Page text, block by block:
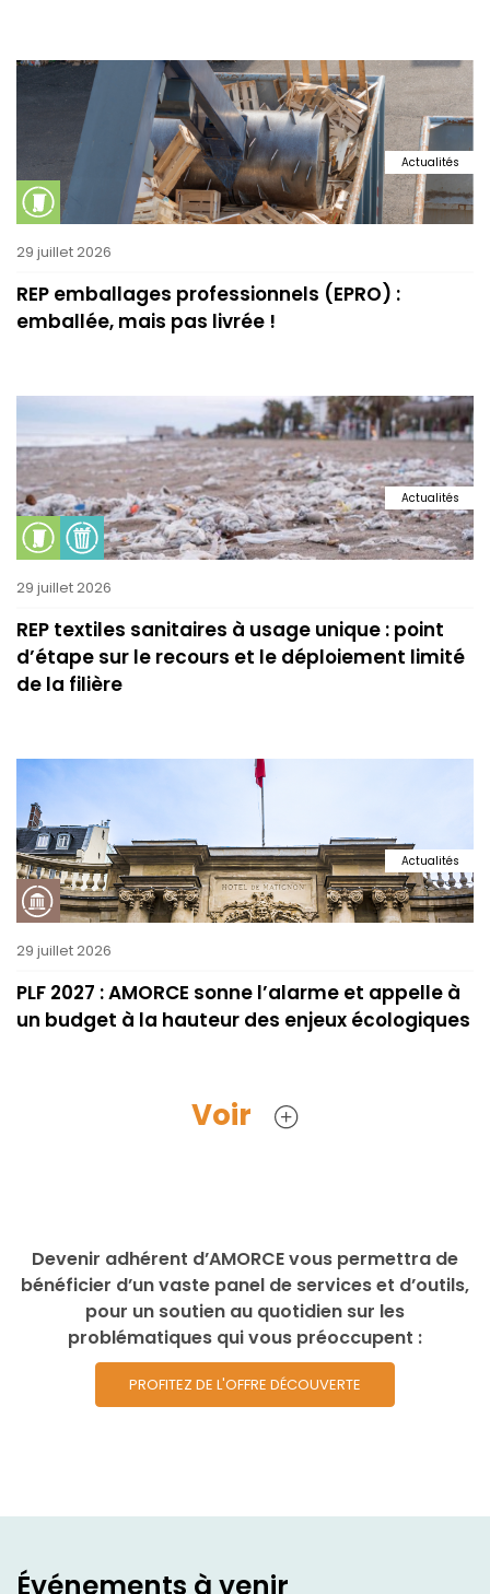
Actualités
29 juillet 2026
REP emballages professionnels (EPRO) :
emballée, mais pas livrée !
Actualités
29 juillet 2026
REP textiles sanitaires à usage unique : point
d’étape sur le recours et le déploiement limité
de la filière
Actualités
29 juillet 2026
PLF 2027 : AMORCE sonne l’alarme et appelle à
un budget à la hauteur des enjeux écologiques
Voir
Devenir adhérent d’AMORCE vous permettra de
bénéficier d’un vaste panel de services et d’outils,
pour un soutien au quotidien sur les
problématiques qui vous préoccupent :
PROFITEZ DE L'OFFRE DÉCOUVERTE
Événements à venir